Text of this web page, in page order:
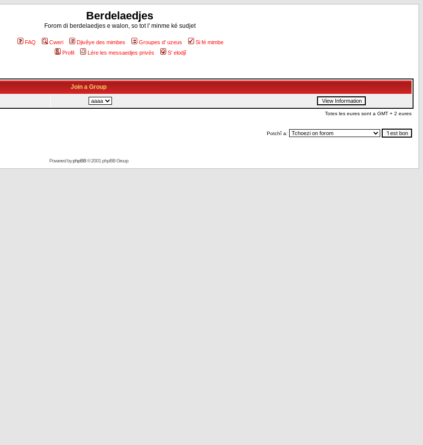
Berdelaedjes
Forom di berdelaedjes e walon, so tot l' minme ké sudjet
FAQ Cweri Djivêye des mimbes Groupes d' uzeus
Si fé mimbe
Profil
Lére les messaedjes privés S' elodjî
Join a Group
Totes les eures sont a GMT + 2 eures
Potchî a:
Powered byphpBB© 2001 phpBB Group